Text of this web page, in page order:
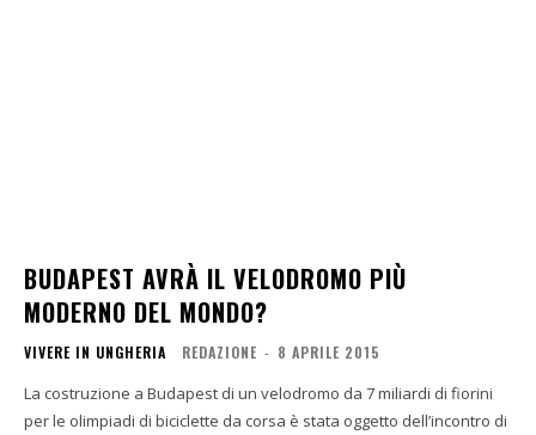
BUDAPEST AVRÀ IL VELODROMO PIÙ
MODERNO DEL MONDO?
VIVERE IN UNGHERIA REDAZIONE - 8 APRILE 2015
La costruzione a Budapest di un velodromo da 7 miliardi di fiorini
per le olimpiadi di biciclette da corsa è stata oggetto dell’incontro di